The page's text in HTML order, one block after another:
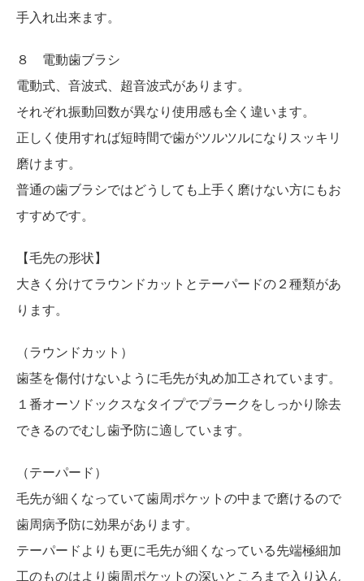
手入れ出来ます。
８ 電動歯ブラシ
電動式、音波式、超音波式があります。
それぞれ振動回数が異なり使用感も全く違います。
正しく使用すれば短時間で歯がツルツルになりスッキリ
磨けます。
普通の歯ブラシではどうしても上手く磨けない方にもお
すすめです。
【毛先の形状】
大きく分けてラウンドカットとテーパードの２種類があ
ります。
（ラウンドカット）
歯茎を傷付けないように毛先が丸め加工されています。
１番オーソドックスなタイプでプラークをしっかり除去
できるのでむし歯予防に適しています。
（テーパード）
毛先が細くなっていて歯周ポケットの中まで磨けるので
歯周病予防に効果があります。
テーパードよりも更に毛先が細くなっている先端極細加
工のものはより歯周ポケットの深いところまで入り込ん